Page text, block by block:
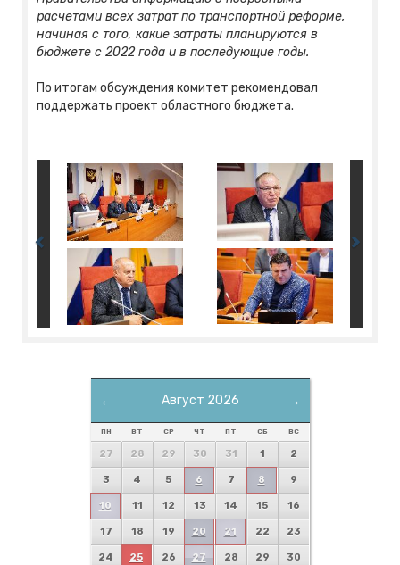
расчетами всех затрат по транспортной реформе,
начиная с того, какие затраты планируются в
бюджете с 2022 года и в последующие годы.
По итогам обсуждения комитет рекомендовал
поддержать проект областного бюджета.
← →
Август 2026
ПН ВТ СР ЧТ ПТ СБ ВС
27 28 29 30 31 1 2
3 4 5 6 7 8 9
10 11 12 13 14 15 16
17 18 19 20 21 22 23
24 25 26 27 28 29 30